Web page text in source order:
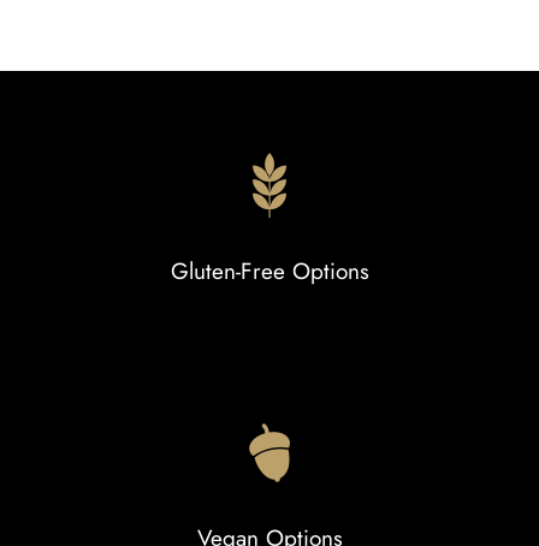
Gluten-Free Options
Vegan Options